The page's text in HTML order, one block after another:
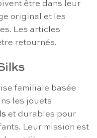
être dans leur
original et les
Les articles
retournés.
familiale basée
les jouets
et durables pour
Leur mission est